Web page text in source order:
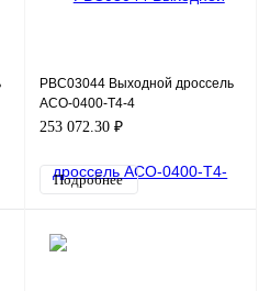
PBC03044 Выходной дроссель
ACO-0400-T4-4
253 072.30 ₽
Подробнее